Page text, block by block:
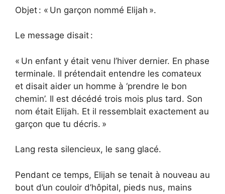
Objet : « Un garçon nommé Elijah ».
Le message disait :
« Un enfant y était venu l’hiver dernier. En phase
terminale. Il prétendait entendre les comateux
et disait aider un homme à ‘prendre le bon
chemin’. Il est décédé trois mois plus tard. Son
nom était Elijah. Et il ressemblait exactement au
garçon que tu décris. »
Lang resta silencieux, le sang glacé.
Pendant ce temps, Elijah se tenait à nouveau au
bout d’un couloir d’hôpital, pieds nus, mains